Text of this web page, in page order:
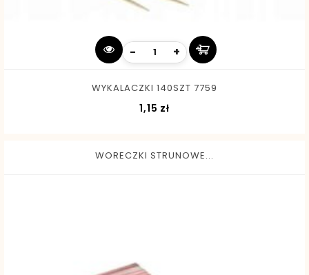
- +
WYKALACZKI 140SZT 7759
1,15 zł
WORECZKI STRUNOWE...